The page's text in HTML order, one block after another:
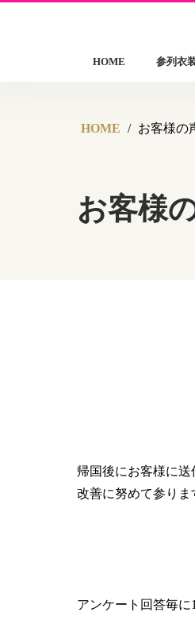
HOME 参列衣
HOME お客様の
お客様
帰国後にお客様に
改善に努めて参りま
アンケート回答毎